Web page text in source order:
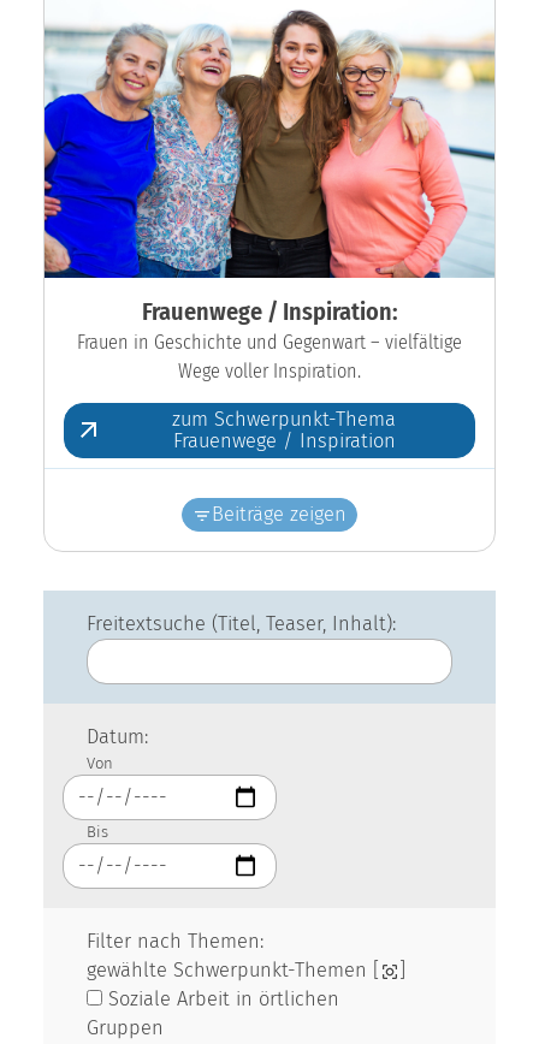
Frauenwege / Inspiration:
Frauen in Geschichte und Gegenwart – vielfältige
Wege voller Inspiration.
zum Schwerpunkt-Thema
Frauenwege / Inspiration
Beiträge zeigen
Freitextsuche (Titel, Teaser, Inhalt):
Datum:
Von
Bis
Filter nach Themen:
gewählte Schwerpunkt-Themen [
Soziale Arbeit in örtlichen
Gruppen